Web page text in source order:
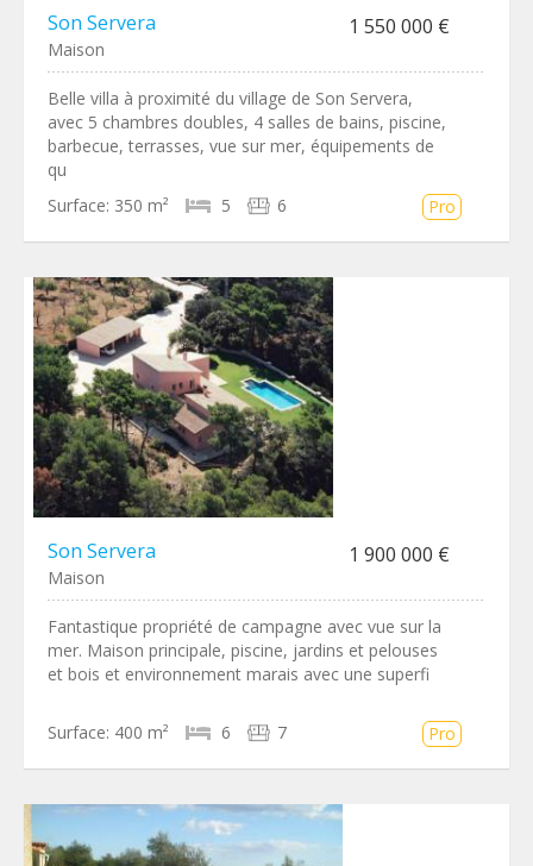
Son Servera 1 550 000 €
Maison
Belle villa à proximité du village de Son Servera,
avec 5 chambres doubles, 4 salles de bains, piscine,
barbecue, terrasses, vue sur mer, équipements de
qu
Surface: 350 m² 5 6 Pro
Son Servera 1 900 000 €
Maison
Fantastique propriété de campagne avec vue sur la
mer. Maison principale, piscine, jardins et pelouses
et bois et environnement marais avec une superfi
Surface: 400 m² 6 7 Pro